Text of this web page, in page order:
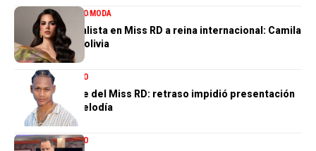
ENTRETENIMIENTOMODA
De tercera finalista en Miss RD a reina internacional: Camila
Issa rumbo a Bolivia
ENTRETENIMIENTO
El gran ausente del Miss RD: retraso impidió presentación
de Dalvin La Melodía
ENTRETENIMIENTO